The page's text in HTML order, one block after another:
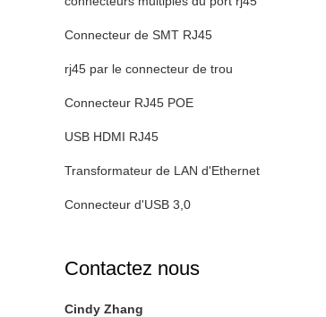
Connecteur de SMT RJ45
rj45 par le connecteur de trou
Connecteur RJ45 POE
USB HDMI RJ45
Transformateur de LAN d'Ethernet
Connecteur d'USB 3,0
Contactez nous
Cindy Zhang